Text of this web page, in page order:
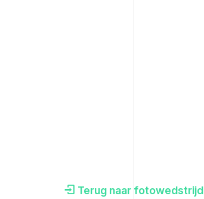
Terug naar fotowedstrijd